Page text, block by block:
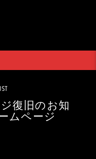
復旧のお知
ムページ